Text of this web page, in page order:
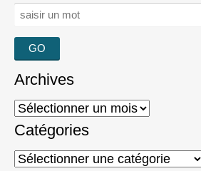
Rechercher :
Archives
Archives
Catégories
Catégories